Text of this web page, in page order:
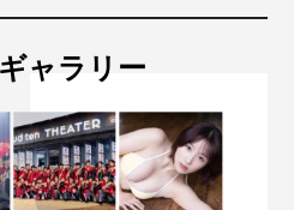
ャラリー